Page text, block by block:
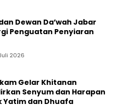
Dewan Da’wah Jabar
Penguatan Penyiaran
2026
Gelar Khitanan
Senyum dan Harapan
Yatim dan Dhuafa